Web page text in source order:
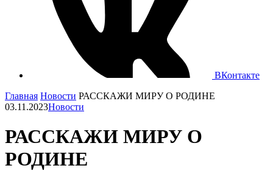
ВКонтакте
Главная Новости РАССКАЖИ МИРУ О РОДИНЕ
03.11.2023Новости
РАССКАЖИ МИРУ О
РОДИНЕ